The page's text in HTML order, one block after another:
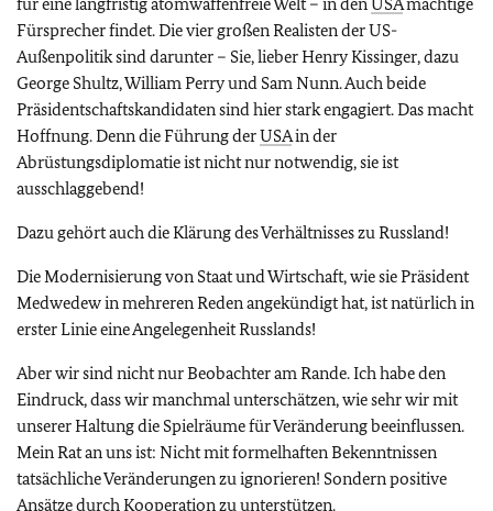
Fürsprecher findet. Die vier großen Realisten der US-
Außenpolitik sind darunter – Sie, lieber Henry Kissinger, dazu
George Shultz, William Perry und Sam Nunn. Auch beide
Präsidentschaftskandidaten sind hier stark engagiert. Das macht
Hoffnung. Denn die Führung derUSAin der
Abrüstungsdiplomatie ist nicht nur notwendig, sie ist
ausschlaggebend!
Dazu gehört auch die Klärung des Verhältnisses zu Russland!
Die Modernisierung von Staat und Wirtschaft, wie sie Präsident
Medwedew in mehreren Reden angekündigt hat, ist natürlich in
erster Linie eine Angelegenheit Russlands!
Aber wir sind nicht nur Beobachter am Rande. Ich habe den
Eindruck, dass wir manchmal unterschätzen, wie sehr wir mit
unserer Haltung die Spielräume für Veränderung beeinflussen.
Mein Rat an uns ist: Nicht mit formelhaften Bekenntnissen
tatsächliche Veränderungen zu ignorieren! Sondern positive
Ansätze durch Kooperation zu unterstützen.